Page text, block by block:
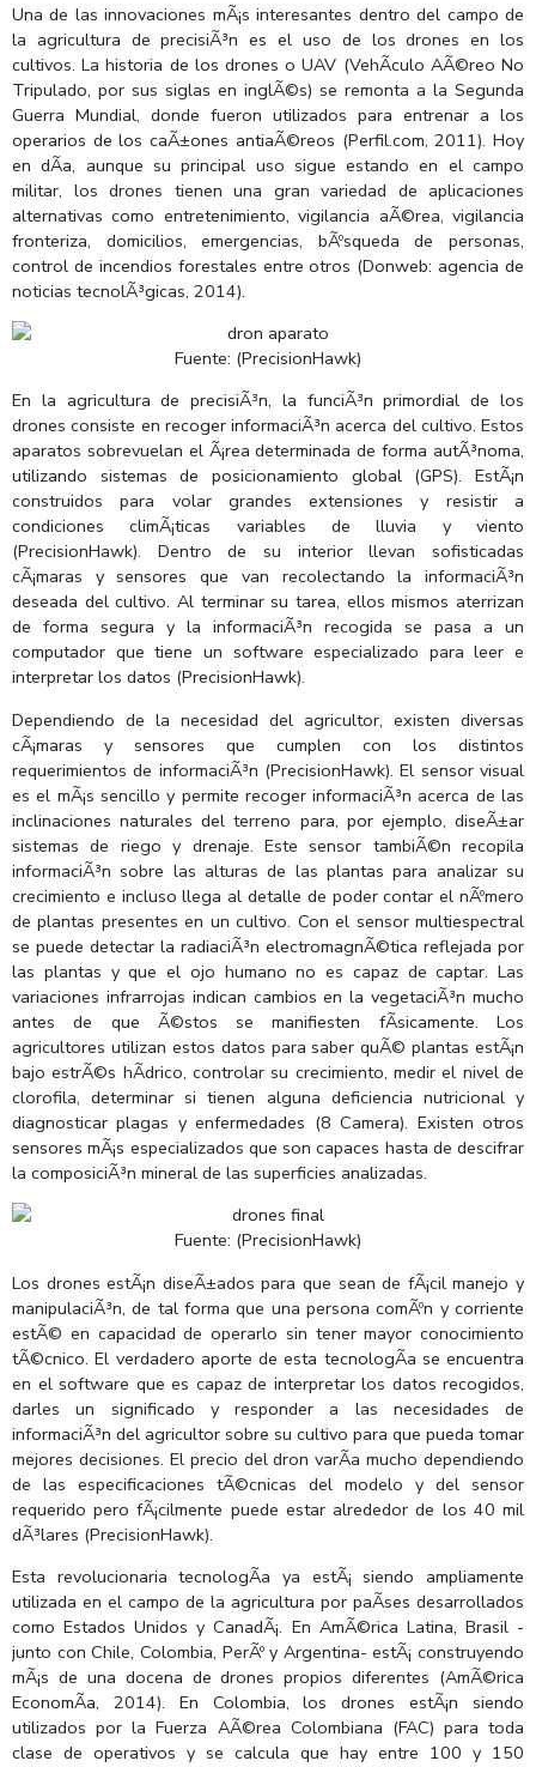
Una de las innovaciones mÃ¡s interesantes dentro del campo de
la agricultura de precisiÃ³n es el uso de los drones en los
cultivos. La historia de los drones o UAV (VehÃ­culo AÃ©reo No
Tripulado, por sus siglas en inglÃ©s) se remonta a la Segunda
Guerra Mundial, donde fueron utilizados para entrenar a los
operarios de los caÃ±ones antiaÃ©reos (Perfil.com, 2011). Hoy
en dÃ­a, aunque su principal uso sigue estando en el campo
militar, los drones tienen una gran variedad de aplicaciones
alternativas como entretenimiento, vigilancia aÃ©rea, vigilancia
fronteriza, domicilios, emergencias, bÃºsqueda de personas,
control de incendios forestales entre otros (Donweb: agencia de
noticias tecnolÃ³gicas, 2014).
Fuente: (PrecisionHawk)
En la agricultura de precisiÃ³n, la funciÃ³n primordial de los
drones consiste en recoger informaciÃ³n acerca del cultivo. Estos
aparatos sobrevuelan el Ã¡rea determinada de forma autÃ³noma,
utilizando sistemas de posicionamiento global (GPS). EstÃ¡n
construidos para volar grandes extensiones y resistir a
condiciones climÃ¡ticas variables de lluvia y viento
(PrecisionHawk). Dentro de su interior llevan sofisticadas
cÃ¡maras y sensores que van recolectando la informaciÃ³n
deseada del cultivo. Al terminar su tarea, ellos mismos aterrizan
de forma segura y la informaciÃ³n recogida se pasa a un
computador que tiene un software especializado para leer e
interpretar los datos (PrecisionHawk).
Dependiendo de la necesidad del agricultor, existen diversas
cÃ¡maras y sensores que cumplen con los distintos
requerimientos de informaciÃ³n (PrecisionHawk). El sensor visual
es el mÃ¡s sencillo y permite recoger informaciÃ³n acerca de las
inclinaciones naturales del terreno para, por ejemplo, diseÃ±ar
sistemas de riego y drenaje. Este sensor tambiÃ©n recopila
informaciÃ³n sobre las alturas de las plantas para analizar su
crecimiento e incluso llega al detalle de poder contar el nÃºmero
de plantas presentes en un cultivo. Con el sensor multiespectral
se puede detectar la radiaciÃ³n electromagnÃ©tica reflejada por
las plantas y que el ojo humano no es capaz de captar. Las
variaciones infrarrojas indican cambios en la vegetaciÃ³n mucho
antes de que Ã©stos se manifiesten fÃ­sicamente. Los
agricultores utilizan estos datos para saber quÃ© plantas estÃ¡n
bajo estrÃ©s hÃ­drico, controlar su crecimiento, medir el nivel de
clorofila, determinar si tienen alguna deficiencia nutricional y
diagnosticar plagas y enfermedades (8 Camera). Existen otros
sensores mÃ¡s especializados que son capaces hasta de descifrar
la composiciÃ³n mineral de las superficies analizadas.
Fuente: (PrecisionHawk)
Los drones estÃ¡n diseÃ±ados para que sean de fÃ¡cil manejo y
manipulaciÃ³n, de tal forma que una persona comÃºn y corriente
estÃ© en capacidad de operarlo sin tener mayor conocimiento
tÃ©cnico. El verdadero aporte de esta tecnologÃ­a se encuentra
en el software que es capaz de interpretar los datos recogidos,
darles un significado y responder a las necesidades de
informaciÃ³n del agricultor sobre su cultivo para que pueda tomar
mejores decisiones. El precio del dron varÃ­a mucho dependiendo
de las especificaciones tÃ©cnicas del modelo y del sensor
requerido pero fÃ¡cilmente puede estar alrededor de los 40 mil
dÃ³lares (PrecisionHawk).
Esta revolucionaria tecnologÃ­a ya estÃ¡ siendo ampliamente
utilizada en el campo de la agricultura por paÃ­ses desarrollados
como Estados Unidos y CanadÃ¡. En AmÃ©rica Latina, Brasil -
junto con Chile, Colombia, PerÃº y Argentina- estÃ¡ construyendo
mÃ¡s de una docena de drones propios diferentes (AmÃ©rica
EconomÃ­a, 2014). En Colombia, los drones estÃ¡n siendo
utilizados por la Fuerza AÃ©rea Colombiana (FAC) para toda
clase de operativos y se calcula que hay entre 100 y 150